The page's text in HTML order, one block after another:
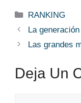
Categorías
RANKING
La
Las grandes
Deja Un